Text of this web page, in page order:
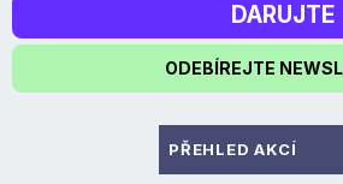
DARUJTE
ODEBÍREJTE
PŘEHLED AKCÍ